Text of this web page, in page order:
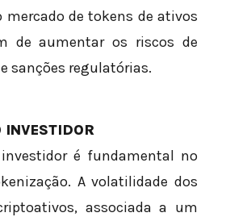
mercado de tokens de ativos
de aumentar os riscos de
sanções regulatórias.
INVESTIDOR
é fundamental no
A volatilidade dos
associada a um